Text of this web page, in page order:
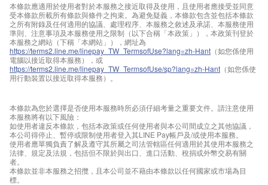
本條款應適用於使用者對於本服務之接近取得及使用，且使用者應接受並同意
受本條款所載所有條款與條件之拘束。為避免疑義，本條款包含並包括本條款
之所有附錄及任何適用的協議、處理程序、本服務之敘述及承諾、本服務使用
準則、注意事項及本服務使用之限制（以下合稱「本政策」），本政策刊登於
本服務之網站（下稱「本網站」），網址為
https://terms2.line.me/linepay_TW_TermsofUse?lang=zh-Hant （如您係使用
電腦以接近取得本服務），或
https://terms2.line.me/linepay_TW_TermsofUse/sp?lang=zh-Hant （如您係使
用行動裝置以接近取得本服務）。
本條款為您於選擇是否使用本服務時所必須仔細考量之重要文件。請注意使用
本服務將有以下風險：
如使用者違反本條款，包括本政策或任何使用者與本公司間成立之其他協議，
本公司得停止、暫停或限制使用者登入其LINE Pay帳戶及/或使用本服務。
使用者應單獨負責了解及遵守其所屬之司法管轄區任何適用於其使用本服務之
法律、規定及法規，包括但不限於與出口、進口活動、稅捐或外幣交易有關
者。
本條款並非本服務之招攬，且本公司並不藉由本條款以任何國家或市場為目
標。